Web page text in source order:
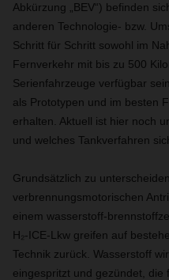
Abkürzung „BEV“) befinden
anderen Technologie- bzw.
Schritt für Schritt sowohl im
Fernverkehr mit bis zu 500
Serienfahrzeuge verfügbar
als Prototypen und im besten
erhalten. Aktuell ist hier noch
und welches Tankverfahren
Grundsätzlich zu
verbrennungsmotorischen
einem wasserstoff-
H₂-ICE-Lkw greifen auf
Technik zurück. Wasserstoff
eingespritzt und gezündet, die